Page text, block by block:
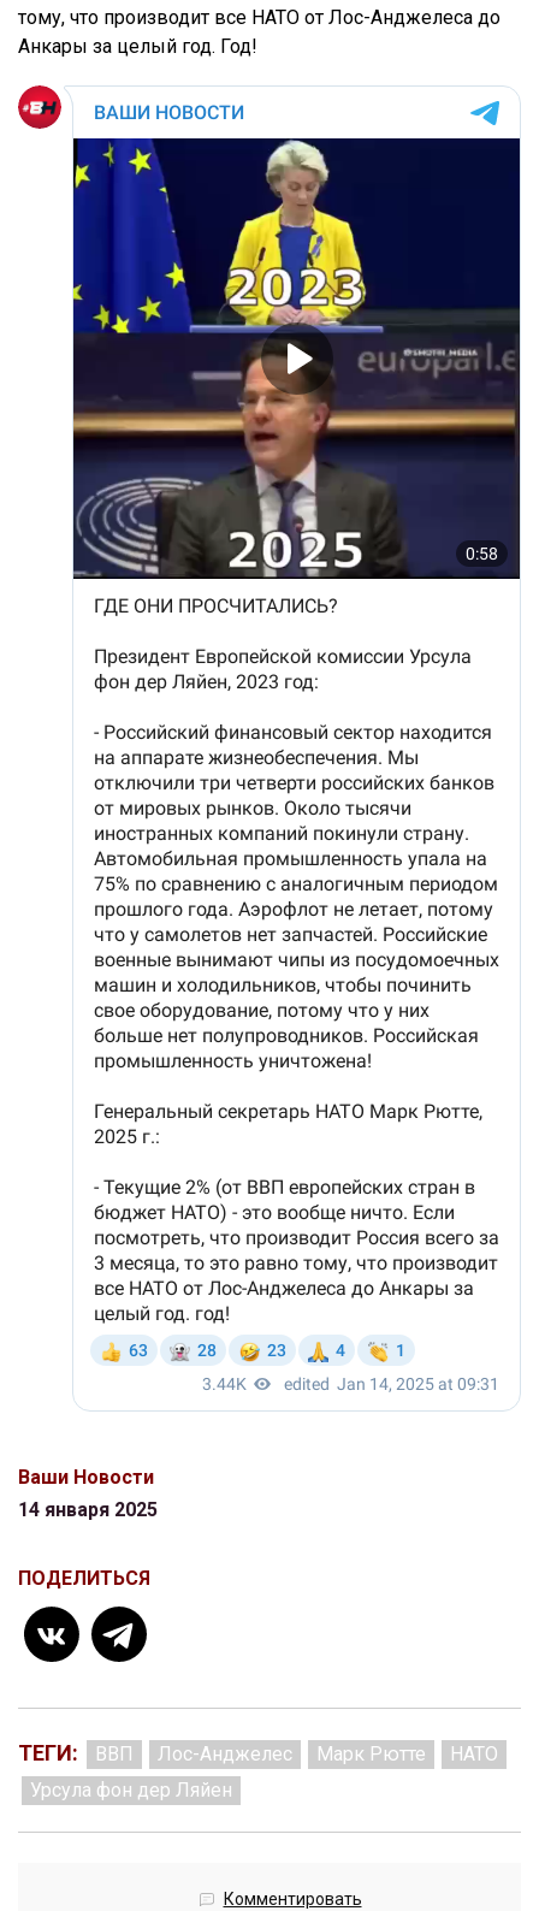
тому, что производит все НАТО от Лос-Анджелеса до
Анкары за целый год. Год!
Ваши Новости
14 января 2025
ПОДЕЛИТЬСЯ
ТЕГИ: ВВП Лос-Анджелес Марк Рютте
НАТО
Урсула фон дер Ляйен
Комментировать